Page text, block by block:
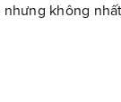
không